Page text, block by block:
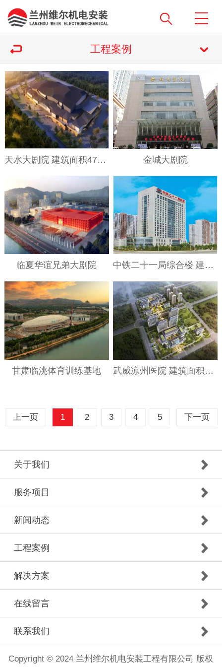
工程案例
天水大剧院 建筑面积47500 m² 中央空调设备及安装 金城大剧院
临夏华谊兄弟大剧院 中铁二十一局综合楼 建筑面积70000m² 地源热泵中央空调设备及安装
甘肃临洮体育训练基地 武威凉州医院 建筑面积185000m² 设备及安装
上一页 1 2 3 4 5 下一页
关于我们
服务项目
新闻动态
工程案例
解决方案
在线留言
联系我们
Copyright © 2024 兰州维尔机电安装工程有限公司 版权